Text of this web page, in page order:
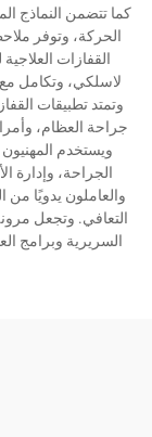
كما تتضمن النماذج
الحركة، وتوفر
القفازات
لاسلكي، وتكامل
وتمتد تطبيقات
جراحة العظام،
ويستخدم
الجراحة، وإدارة
والعاملون يدويًا من
التعافي. وتجعل
السريرية وبرامج